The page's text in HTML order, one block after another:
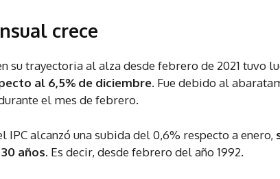
crece
su trayectoria al alza desde febrero de 2021 tuvo
al 6,5% de diciembre. Fue debido al
el mes de febrero.
IPC alcanzó una subida del 0,6% respecto a enero,
años. Es decir, desde febrero del año 1992.